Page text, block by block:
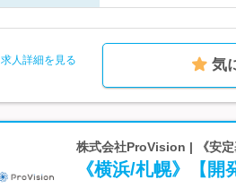
求人詳細を見る 気
株式会社ProVision | 《安定
《横浜/札幌》【